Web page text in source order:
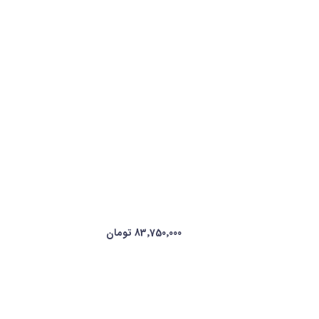
83٬750٬000 تومان